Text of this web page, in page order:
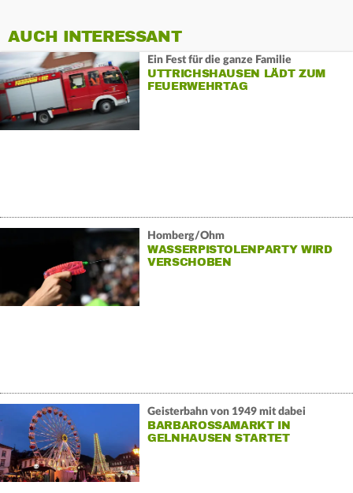
AUCH INTERESSANT
Ein Fest für die ganze Familie
UTTRICHSHAUSEN LÄDT ZUM
FEUERWEHRTAG
Homberg/Ohm
WASSERPISTOLENPARTY WIRD
VERSCHOBEN
Geisterbahn von 1949 mit dabei
BARBAROSSAMARKT IN
GELNHAUSEN STARTET